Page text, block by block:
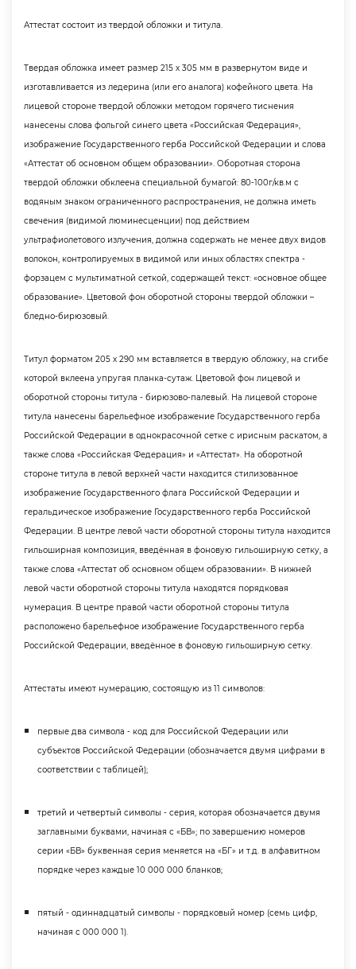
Аттестат состоит из твердой обложки и титула.
Твердая обложка имеет размер 215 х 305 мм в развернутом виде и
изготавливается из ледерина (или его аналога) кофейного цвета. На
лицевой стороне твердой обложки методом горячего тиснения
нанесены слова фольгой синего цвета «Российская Федерация»,
изображение Государственного герба Российской Федерации и слова
«Аттестат об основном общем образовании». Оборотная сторона
твердой обложки обклеена специальной бумагой: 80-100г/кв.м с
одяным знаком ограниченного распространения, не должна иметь
свечения (видимой люминесценции) под действием
ультрафиолетового излучения, должна содержать не менее двух видо
олокон, контролируемых в видимой или иных областях спектра -
форзацем с мультиматной сеткой, содержащей текст: «основное общее
образование». Цветовой фон оборотной стороны твердой обложки –
ледно-бирюзовый.
Титул форматом 205 х 290 мм вставляется в твердую обложку, на сгибе
которой вклеена упругая планка-сутаж. Цветовой фон лицевой и
оборотной стороны титула - бирюзово-палевый. На лицевой стороне
титула нанесены барельефное изображение Государственного герба
Российской Федерации в однокрасочной сетке с ирисным раскатом, а
также слова «Российская Федерация» и «Аттестат». На оборотной
стороне титула в левой верхней части находится стилизованное
изображение Государственного флага Российской Федерации и
еральдическое изображение Государственного герба Российской
Федерации. В центре левой части оборотной стороны титула находится
ильоширная композиция, введённая в фоновую гильоширную сетку, а
также слова «Аттестат об основном общем образовании». В нижней
левой части оборотной стороны титула находятся порядковая
нумерация. В центре правой части оборотной стороны титула
расположено барельефное изображение Государственного герба
Российской Федерации, введённое в фоновую гильоширную сетку.
Аттестаты имеют нумерацию, состоящую из 11 символов:
первые два символа - код для Российской Федерации или
субъектов Российской Федерации (обозначается двумя цифрами
соответствии с таблицей);
третий и четвертый символы - серия, которая обозначается двумя
заглавными буквами, начиная с «БВ»; по завершению номеро
серии «БВ» буквенная серия меняется на «БГ» и т.д. в алфавитном
порядке через каждые 10 000 000 бланков;
пятый - одиннадцатый символы - порядковый номер (семь цифр,
начиная с 000 000 1).